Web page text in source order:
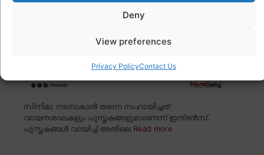
Deny
View preferences
Privacy PolicyContact Us
സിനിമാ നടനാകാൻ തന്നെ സഹായിച്ചത്
വായനശാലകളും പുസ്തകങ്ങളുമാണെന്ന് ഇന്ദ്രൻസ്.
പുസ്തകങ്ങൾ വായിച്ച് അതിലെ Read more